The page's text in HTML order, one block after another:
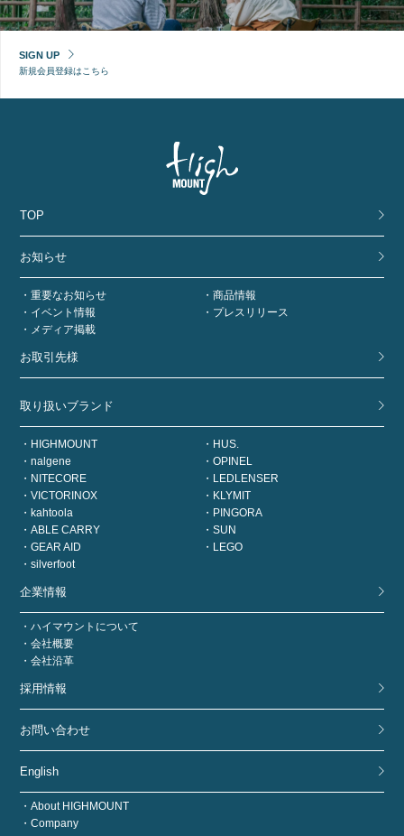
SIGN UP
新規会員登録はこちら
TOP
お知らせ
重要なお知らせ
商品情報
イベント情報
プレスリリース
メディア掲載
お取引先様
取り扱いブランド
HIGHMOUNT
HUS.
nalgene
OPINEL
NITECORE
LEDLENSER
VICTORINOX
KLYMIT
kahtoola
PINGORA
ABLE CARRY
SUN
GEAR AID
LEGO
silverfoot
企業情報
ハイマウントについて
会社概要
会社沿革
採用情報
お問い合わせ
English
About HIGHMOUNT
Company